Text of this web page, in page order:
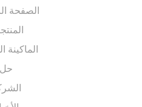
الصفحة الرئيسية
المنتجات
الماكينة الساخنة
الشركة